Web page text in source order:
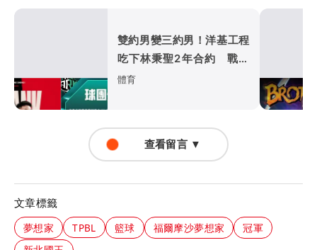
雙約男變三約男！洋基工程
吃下林秉聖2年合約 戰神
超暖背官司又送球員
體育
查看留言 ▼
文章標籤
夢想家 TPBL 籃球 福爾摩沙夢想家
冠軍